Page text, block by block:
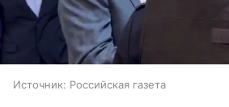
Источник: Российская газета